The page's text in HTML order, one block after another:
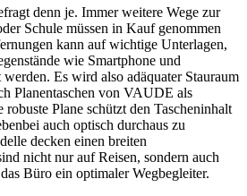
denn je. Immer weitere Wege zur
Schule müssen in Kauf genommen
kann auf wichtige Unterlagen,
wie Smartphone und
Es wird also adäquater Stauraum
Planentaschen von VAUDE als
Plane schützt den Tascheninhalt
auch optisch durchaus zu
decken einen breiten
nicht nur auf Reisen, sondern auch
Büro ein optimaler Wegbegleiter.